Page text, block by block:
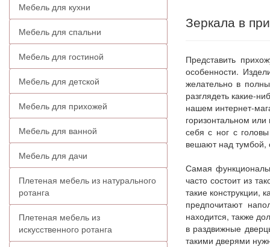
Мебель для кухни
Мебель для спальни
Мебель для гостиной
Мебель для детской
Мебель для прихожей
Мебель для ванной
Мебель для дачи
Плетеная мебель из натурального
ротанга
Плетеная мебель из
искусственного ротанга
Зеркала в
Представить
особенности.
желательно в
разглядеть какие-
нашем интернет-
горизонтальном
себя с ног с
вешают над тумбой,
Самая
часто состоит из
такие конструкции,
предпочитают
находится, также
в раздвижные
такими дверями